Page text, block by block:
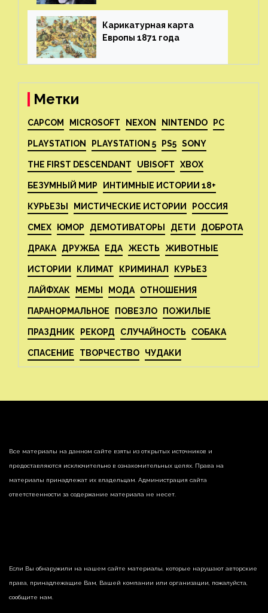
Карикатурная карта
Европы 1871 года⁠⁠
Метки
CAPCOM MICROSOFT NEXON NINTENDO PC
PLAYSTATION PLAYSTATION 5 PS5 SONY
THE FIRST DESCENDANT UBISOFT XBOX
БЕЗУМНЫЙ МИР ИНТИМНЫЕ ИСТОРИИ 18+
КУРЬЕЗЫ МИСТИЧЕСКИЕ ИСТОРИИ РОССИЯ
СМЕХ ЮМОР ДЕМОТИВАТОРЫ ДЕТИ ДОБРОТА
ДРАКА ДРУЖБА ЕДА ЖЕСТЬ ЖИВОТНЫЕ
ИСТОРИИ КЛИМАТ КРИМИНАЛ КУРЬЕЗ
ЛАЙФХАК МЕМЫ МОДА ОТНОШЕНИЯ
ПАРАНОРМАЛЬНОЕ ПОВЕЗЛО ПОЖИЛЫЕ
ПРАЗДНИК РЕКОРД СЛУЧАЙНОСТЬ СОБАКА
СПАСЕНИЕ ТВОРЧЕСТВО ЧУДАКИ
Все материалы на данном сайте взяты из открытых источников и
предоставляются исключительно в ознакомительных целях. Права на
материалы принадлежат их владельцам. Администрация сайта
ответственности за содержание материала не несет.
Если Вы обнаружили на нашем сайте материалы, которые нарушают авторские
права, принадлежащие Вам, Вашей компании или организации, пожалуйста,
сообщите нам.